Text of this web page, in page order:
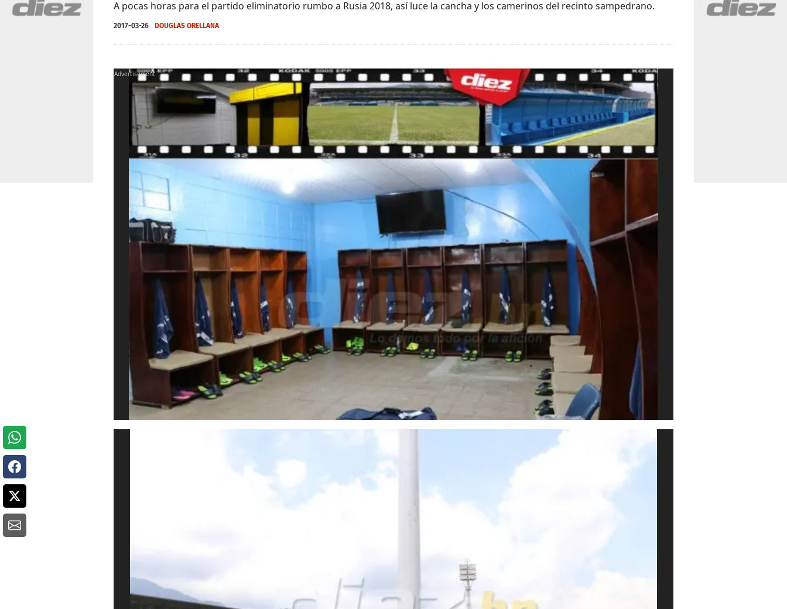
A pocas horas para el partido eliminatorio rumbo a Rusia 2018, así luce la cancha y los camerinos del recinto sampedrano.
2017-03-26 DOUGLAS ORELLANA
X